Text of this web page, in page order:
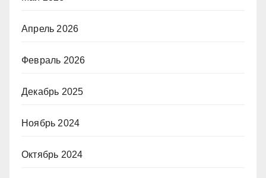
Апрель 2026
Февраль 2026
Декабрь 2025
Ноябрь 2024
Октябрь 2024